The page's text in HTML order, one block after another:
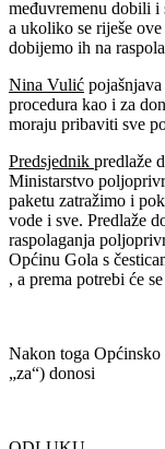
međuvremenu dobili
a ukoliko se riješe
dobijemo ih na
Nina Vulić
procedura kao i za
moraju pribaviti sve
Predsjednik predlaže
Ministarstvo
paketu zatražimo i
vode i sve. Predlaže
raspolaganja
Općinu Gola s
, a prema potrebi će
Nakon toga Općinsko
„za“) donosi